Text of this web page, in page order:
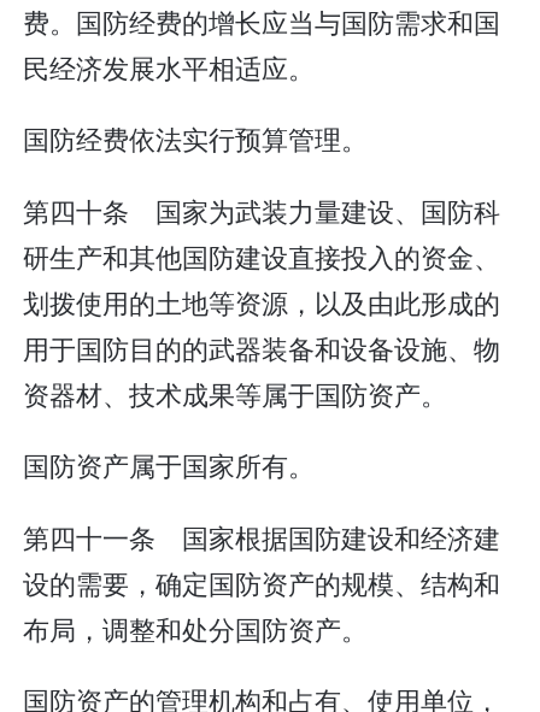
费。国防经费的增长应当与国防需求和国
民经济发展水平相适应。
国防经费依法实行预算管理。
第四十条 国家为武装力量建设、国防科
研生产和其他国防建设直接投入的资金、
划拨使用的土地等资源，以及由此形成的
用于国防目的的武器装备和设备设施、物
资器材、技术成果等属于国防资产。
国防资产属于国家所有。
第四十一条 国家根据国防建设和经济建
设的需要，确定国防资产的规模、结构和
布局，调整和处分国防资产。
国防资产的管理机构和占有、使用单位，